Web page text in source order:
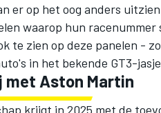
er op het oog anders
waarop hun
te zien op deze panelen -
in het bekende GT3-
met Aston Martin
krijgt in 2025 met de